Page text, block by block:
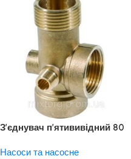
З’єднувач п’ятививідний 80
AQUATICA (779598)
Насоси та насосне